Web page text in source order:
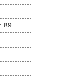
哪儿
89